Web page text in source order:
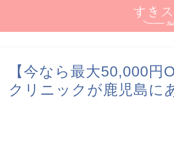
【今なら最大50,000
クリニックが鹿児島に